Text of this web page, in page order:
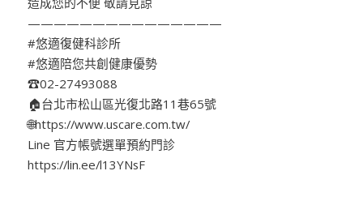
———————————————
#悠適復健科診所
#悠適陪您共創健康優勢
☎02-27493088
🏠台北市松山區光復北路11巷65號
🌐https://www.uscare.com.tw/
Line 官方帳號選單預約門診
https://lin.ee/l13YNsF